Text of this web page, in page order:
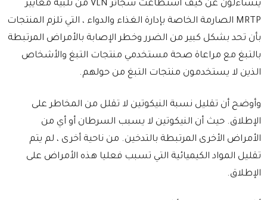
يتساءلون عن كيف استطاعت سجائر VLN من تلبية معايير
MRTP الصارمة الخاصة بإدارة الغذاء والدواء ، التي تلزم المنتجات
بأن تحد بشكل كبير من الضرر وخطر الإصابة بالأمراض المرتبطة
بالتبغ مع مراعاة صحة مستخدمي منتجات التبغ والأشخاص
الذين لا يستخدمون منتجات التبغ من حولهم.
وأوضح أن تقليل نسبة النيكوتين لا تقلل من المخاطر على
الإطلاق. حيث أن النيكوتين لا يسبب السرطان أو أي من
الأمراض الأخرى المرتبطة بالتدخين. من ناحية أخرى ، لم يتم
تقليل المواد الكيميائية التي تسبب فعليا هذه الأمراض على
الإطلاق.